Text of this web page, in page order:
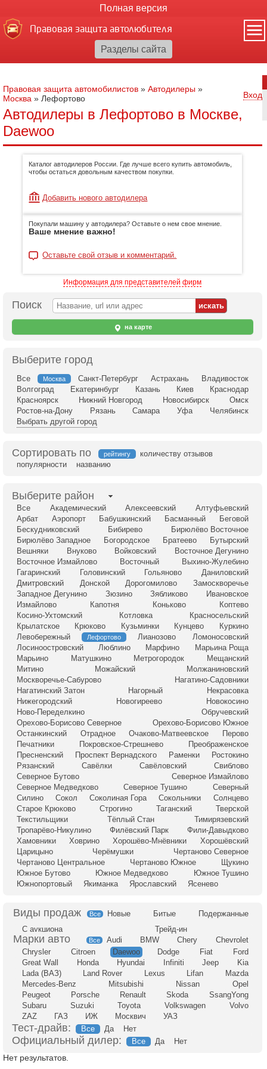
Полная версия
Правовая защита автолюбителя
Правовая защита автомобилистов » Автодилеры »
Москва » Лефортово Вход
Автодилеры в Лефортово в Москве,
Daewoo
Каталог автодилеров России. Где лучше всего купить автомобиль,
чтобы остаться довольным качеством покупки.
Добавить нового автодилера
Покупали машину у автодилера? Оставьте о нем свое мнение.
Ваше мнение важно!
Оставьте свой отзыв и комментарий.
Информация для представителей фирм
Поиск
на карте
Выберите город
Все Москва Санкт-Петербург Астрахань
Владивосток
Волгоград
Екатеринбург Казань Киев
Краснодар
Красноярск
Нижний Новгород Новосибирск
Омск
Ростов-на-Дону
Рязань Самара Уфа
Челябинск
Выбрать другой город
Сортировать по рейтингу
количеству отзывов
популярности
названию
Выберите район
Все Академический Алексеевский
Алтуфьевский
Арбат
Аэропорт Бабушкинский Басманный
Беговой
Бескудниковский
Бибирево
Бирюлёво Восточное
Бирюлёво Западное
Богородское Братеево
Бутырский
Вешняки
Внуково Войковский
Восточное Дегунино
Восточное Измайлово
Восточный
Выхино-Жулебино
Гагаринский
Головинский Гольяново
Даниловский
Дмитровский
Донской Дорогомилово
Замоскворечье
Западное Дегунино
Зюзино Зябликово
Ивановское
Измайлово
Капотня Коньково
Коптево
Косино-Ухтомский
Котловка
Красносельский
Крылатское
Крюково Кузьминки Кунцево
Куркино
Левобережный
Лефортово Лианозово
Ломоносовский
Лосиноостровский
Люблино Марфино
Марьина Роща
Марьино
Матушкино Метрогородок
Мещанский
Митино
Можайский
Молжаниновский
Москворечье-Сабурово
Нагатино-Садовники
Нагатинский Затон
Нагорный
Некрасовка
Нижегородский
Новогиреево
Новокосино
Ново-Переделкино
Обручевский
Орехово-Борисово Северное
Орехово-Борисово Южное
Останкинский
Отрадное Очаково-Матвеевское
Перово
Печатники
Покровское-Стрешнево
Преображенское
Пресненский
Проспект Вернадского Раменки
Ростокино
Рязанский
Савёлки Савёловский
Свиблово
Северное Бутово
Северное Измайлово
Северное Медведково
Северное Тушино
Северный
Силино
Сокол Соколиная Гора Сокольники
Солнцево
Старое Крюково
Строгино Таганский
Тверской
Текстильщики
Тёплый Стан
Тимирязевский
Тропарёво-Никулино
Филёвский Парк
Фили-Давыдково
Хамовники
Ховрино Хорошёво-Мнёвники
Хорошёвский
Царицыно
Черёмушки
Чертаново Северное
Чертаново Центральное
Чертаново Южное
Щукино
Южное Бутово
Южное Медведково
Южное Тушино
Южнопортовый
Якиманка Ярославский Ясенево
Все Новые Битые
Подержанные
С аукциона
Трейд-ин
Все Audi BMW Chery
Chevrolet
Chrysler
Citroen Daewoo Dodge Fiat
Ford
Great Wall
Honda Hyundai Infiniti Jeep
Kia
Lada (ВАЗ)
Land Rover Lexus Lifan
Mazda
Mercedes-Benz
Mitsubishi Nissan
Opel
Peugeot
Porsche Renault Skoda
SsangYong
Subaru
Suzuki Toyota Volkswagen
Volvo
ZAZ
ГАЗ ИЖ Москвич УАЗ
Тест-драйв: Все Да Нет
Официальный дилер: Все Да Нет
Нет результатов.